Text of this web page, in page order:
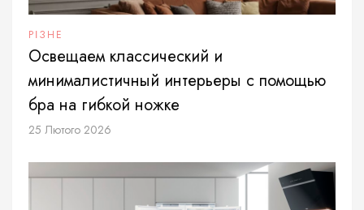
РІЗНЕ
Освещаем классический и
минималистичный интерьеры с помощью
бра на гибкой ножке
25 Лютого 2026